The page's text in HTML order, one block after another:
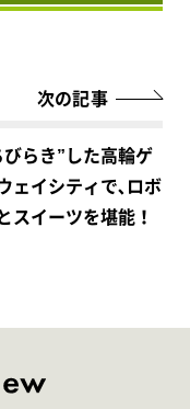
次の記事
びらき”した高輪ゲ
ェイシティで､ロボ
スイーツを堪能！